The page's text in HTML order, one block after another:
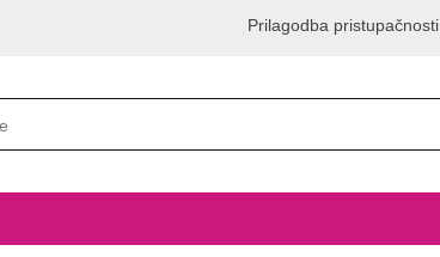
Prilagodba pristupačnosti